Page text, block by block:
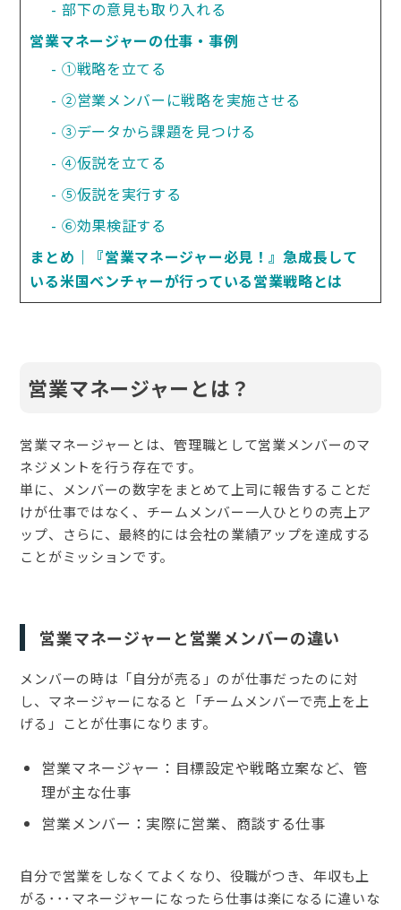
部下の意見も取り入れる
営業マネージャーの仕事・事例
①戦略を立てる
②営業メンバーに戦略を実施させる
③データから課題を見つける
④仮説を立てる
⑤仮説を実行する
⑥効果検証する
まとめ｜『営業マネージャー必見！』急成長して
いる米国ベンチャーが行っている営業戦略とは
営業マネージャーとは？
営業マネージャーとは、管理職として営業メンバーのマ
ネジメントを行う存在です。
単に、メンバーの数字をまとめて上司に報告することだ
けが仕事ではなく、チームメンバー一人ひとりの売上ア
ップ、さらに、最終的には会社の業績アップを達成する
ことがミッションです。
営業マネージャーと営業メンバーの違い
メンバーの時は「自分が売る」のが仕事だったのに対
し、マネージャーになると「チームメンバーで売上を上
げる」ことが仕事になります。
営業マネージャー：目標設定や戦略立案など、管
理が主な仕事
営業メンバー：実際に営業、商談する仕事
自分で営業をしなくてよくなり、役職がつき、年収も上
がる･･･マネージャーになったら仕事は楽になるに違いな